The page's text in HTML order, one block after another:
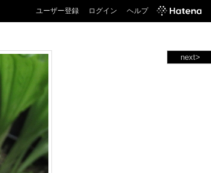
ユーザー登録 ログイン ヘルプ
next>